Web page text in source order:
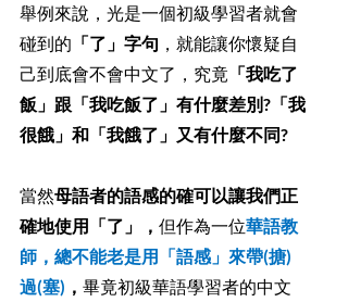
舉例來說，光是一個初級學習者就會
碰到的 「了」字句 ，就能讓你懷疑自
己到底會不會中文了，究竟 「我吃了
飯」跟「我吃飯了」有什麼差別?「我
很餓」和「我餓了」又有什麼不同?
當然母語者的語感的確可以讓我們正
確地使用「了」， 但作為一位華語教
師，總不能老是用「語感」來帶(搪)
過(塞) ， 畢竟初級華語學習者的中文